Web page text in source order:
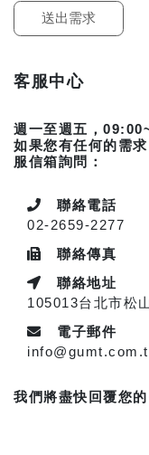
客服中心
週一至週五，
如果您有任何的需
服信箱詢問：
聯絡電話
02-2659-2277
聯絡傳真
聯絡地址
105013台北市松
電子郵件
我們將盡快回覆您